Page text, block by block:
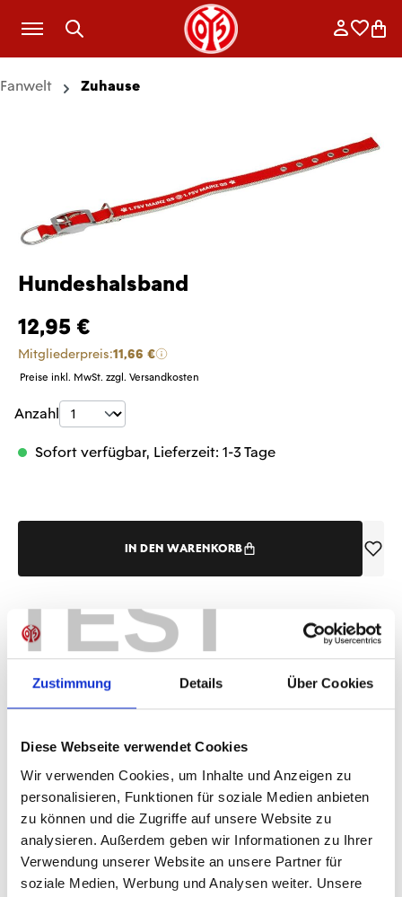
TEST
Zustimmung Details Über Cookies
Diese Webseite verwendet Cookies
Wir verwenden Cookies, um Inhalte und Anzeigen zu
personalisieren, Funktionen für soziale Medien anbieten
zu können und die Zugriffe auf unsere Website zu
analysieren. Außerdem geben wir Informationen zu Ihrer
Verwendung unserer Website an unsere Partner für
soziale Medien, Werbung und Analysen weiter. Unsere
Zum Hauptinhalt springen
Fanwelt Zuhause
Hundeshalsband
12,95 €
Mitgliederpreis:11,66 €
Preise inkl. MwSt. zzgl. Versandkosten
Produkt Anzahl: Gib den gewünschten
Anzahl
Sofort verfügbar, Lieferzeit: 1-3 Tage
IN DEN WARENKORB
Produktdetails
ÄHNLICHE PRODUKTE
Hundeleine
14,95 €
Schlüsselband 1.FSV
5,95 €